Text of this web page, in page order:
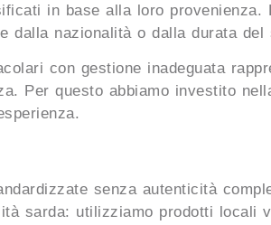
in base alla loro provenienza.
dalla nazionalità o dalla durata del
con gestione inadeguata
Per questo abbiamo investito
senza autenticità
sarda: utilizziamo prodotti